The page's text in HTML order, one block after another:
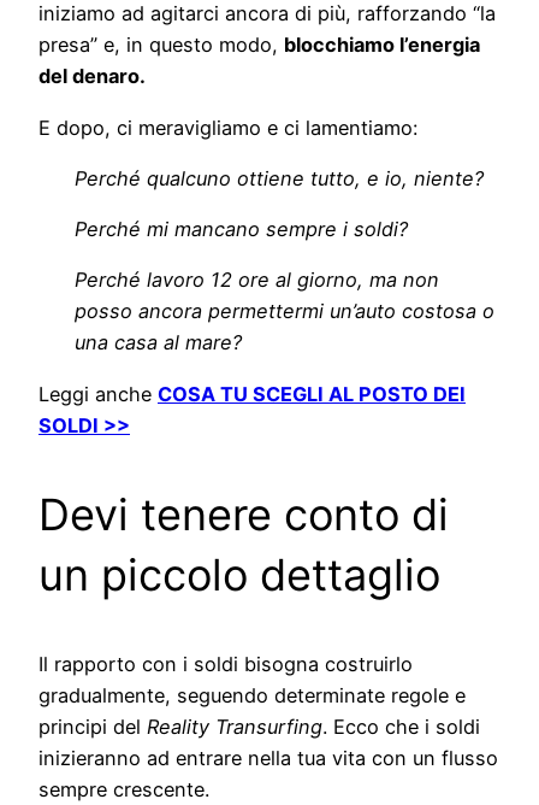
iniziamo ad agitarci ancora di più, rafforzando “la
presa” e, in questo modo, blocchiamo l’energia
del denaro.
E dopo, ci meravigliamo e ci lamentiamo:
Perché qualcuno ottiene tutto, e io, niente?
Perché mi mancano sempre i soldi?
Perché lavoro 12 ore al giorno, ma non
posso ancora permettermi un’auto costosa o
una casa al mare?
Leggi anche COSA TU SCEGLI AL POSTO DEI
SOLDI >>
Devi tenere conto di
un piccolo dettaglio
Il rapporto con i soldi bisogna costruirlo
gradualmente, seguendo determinate regole e
principi del Reality Transurfing. Ecco che i soldi
inizieranno ad entrare nella tua vita con un flusso
sempre crescente.